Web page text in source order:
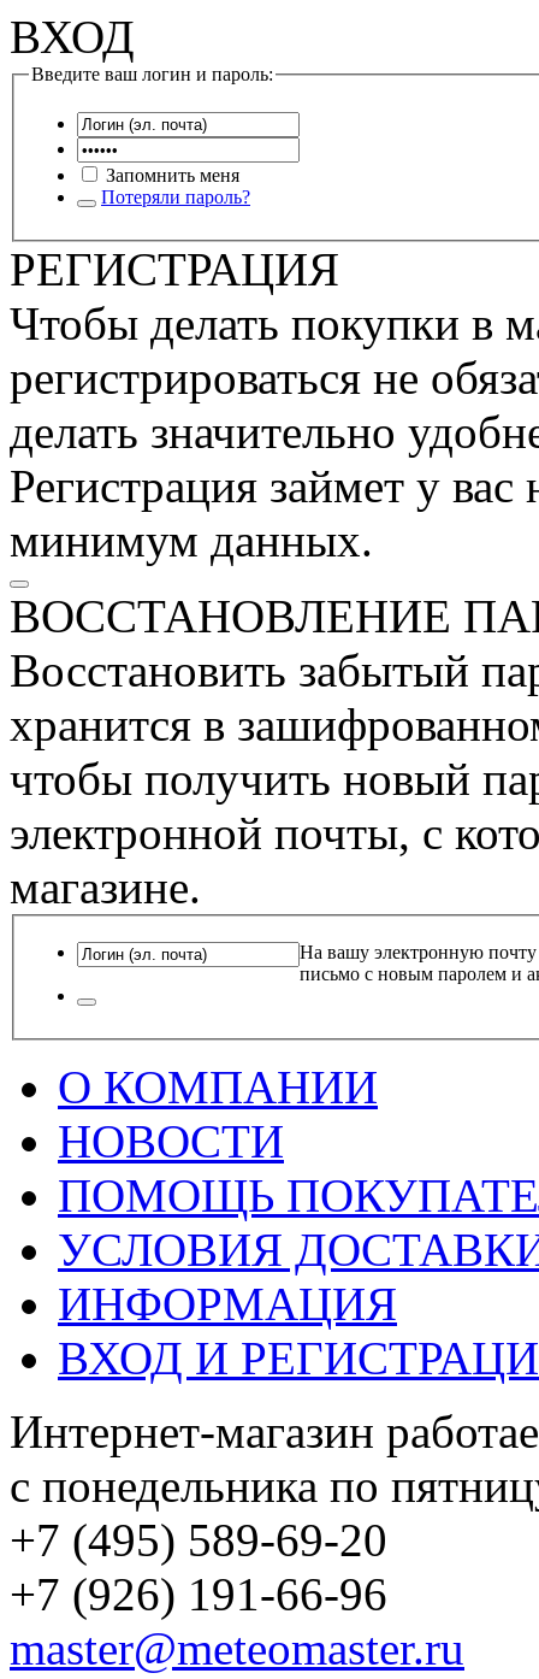
ВХОД
Введите ваш логин и пароль:
Запомнить меня
Потеряли пароль?
РЕГИСТРАЦИЯ
Чтобы делать покупки в
регистрироваться не
делать значительно
Регистрация займет у
минимум данных.
ВОССТАНОВЛЕНИЕ
Восстановить забытый
хранится в
чтобы получить новый
электронной почты, с
магазине.
На вашу электронную почту
письмо с новым паролем и
О КОМПАНИИ
НОВОСТИ
ПОМОЩЬ
УСЛОВИЯ
ИНФОРМАЦИЯ
ВХОД И
Интернет-магазин
с понедельника по
+7 (495) 589-69-20
+7 (926) 191-66-96
master@meteomaster.ru